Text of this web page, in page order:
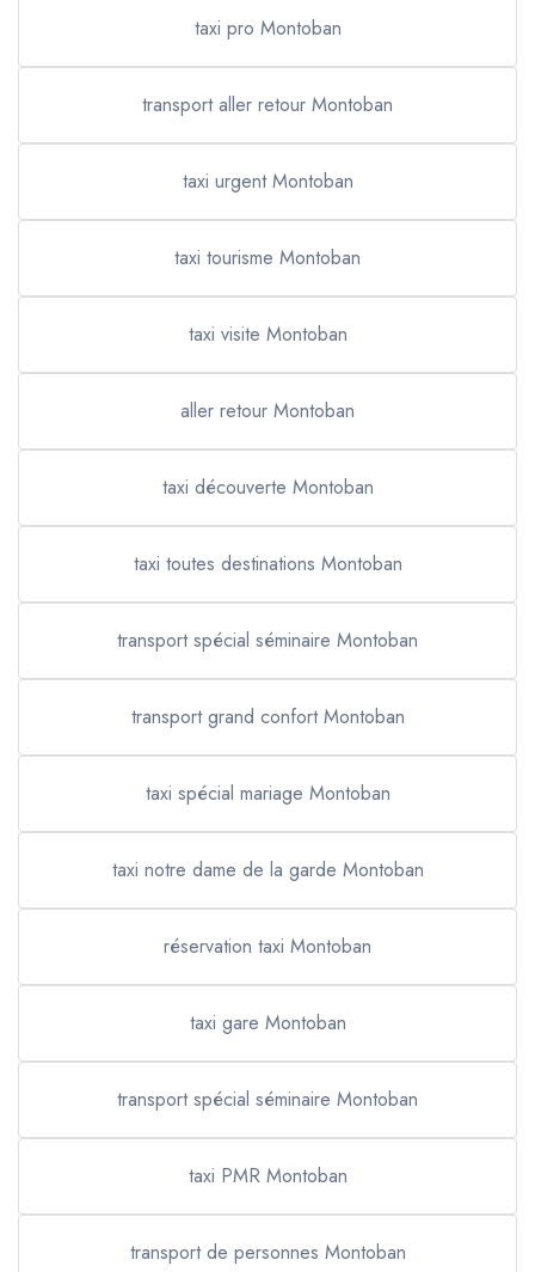
taxi pro Montoban
transport aller retour Montoban
taxi urgent Montoban
taxi tourisme Montoban
taxi visite Montoban
aller retour Montoban
taxi découverte Montoban
taxi toutes destinations Montoban
transport spécial séminaire Montoban
transport grand confort Montoban
taxi spécial mariage Montoban
taxi notre dame de la garde Montoban
réservation taxi Montoban
taxi gare Montoban
transport spécial séminaire Montoban
taxi PMR Montoban
transport de personnes Montoban